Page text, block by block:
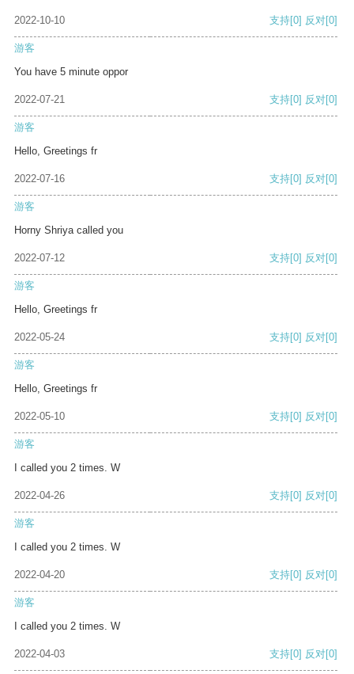
2022-10-10 支持[0] 反对[0]
游客
You have 5 minute oppor
2022-07-21 支持[0] 反对[0]
游客
Hello, Greetings fr
2022-07-16 支持[0] 反对[0]
游客
Horny Shriya called you
2022-07-12 支持[0] 反对[0]
游客
Hello, Greetings fr
2022-05-24 支持[0] 反对[0]
游客
Hello, Greetings fr
2022-05-10 支持[0] 反对[0]
游客
I called you 2 times. W
2022-04-26 支持[0] 反对[0]
游客
I called you 2 times. W
2022-04-20 支持[0] 反对[0]
游客
I called you 2 times. W
2022-04-03 支持[0] 反对[0]